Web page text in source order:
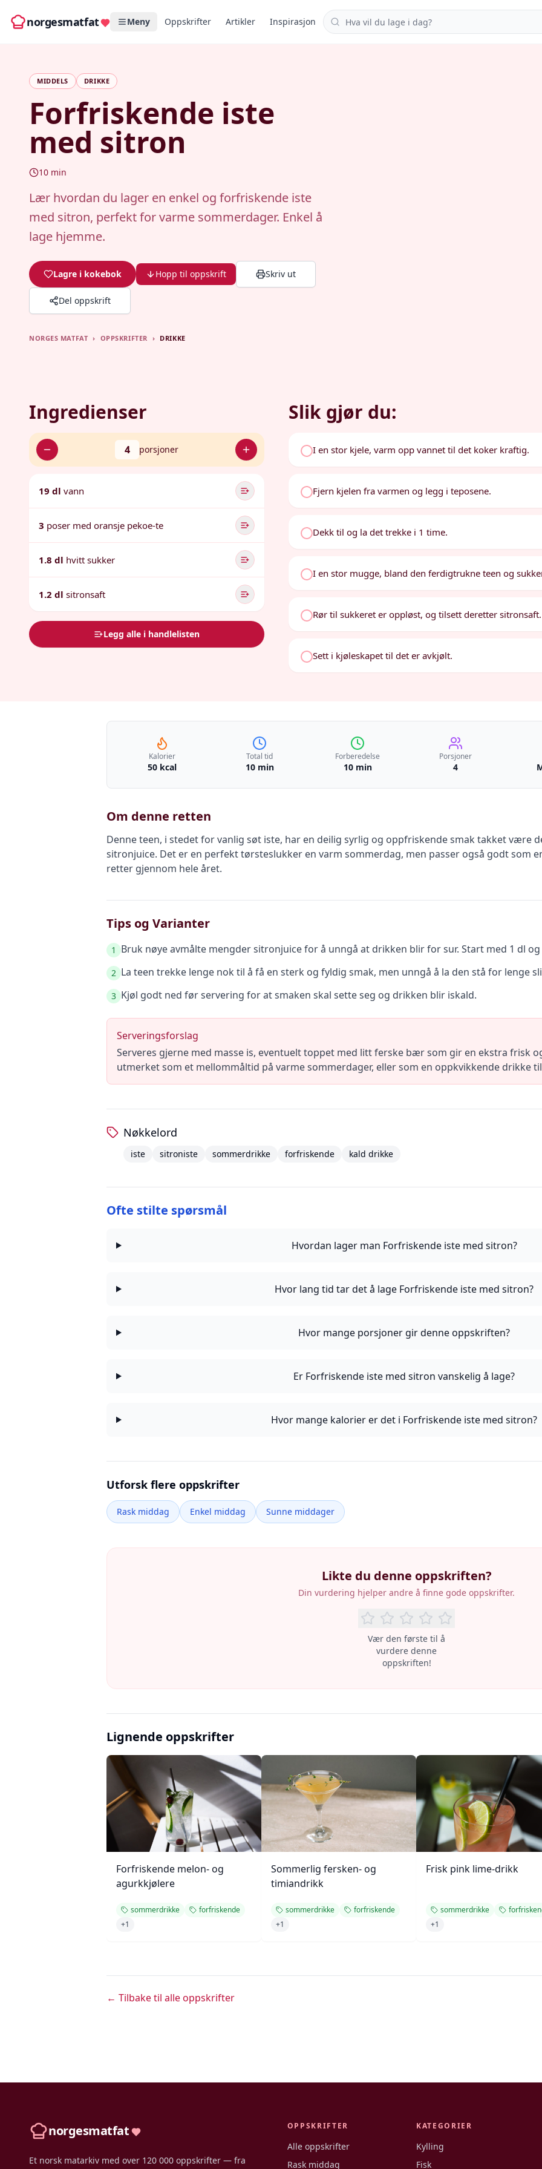
norgesmatfat Meny Oppskrifter Artikler Inspirasjon Søk i oppskrifter
MIDDELS DRIKKE
Forfriskende iste
med sitron
10 min
Lær hvordan du lager en enkel og forfriskende iste
med sitron, perfekt for varme sommerdager. Enkel å
lage hjemme.
Lagre i kokebok Hopp til oppskrift Skriv ut
Del oppskrift
NORGES MATFAT › OPPSKRIFTER › DRIKKE
Ingredienser
4 porsjoner
19 dl vann
3 poser med oransje pekoe-te
1.8 dl hvitt sukker
1.2 dl sitronsaft
Legg alle i handlelisten
Slik gjør du:
I en stor kjele, varm opp vannet til det koker kraftig.
Fjern kjelen fra varmen og legg i teposene.
Dekk til og la det trekke i 1 time.
I en stor mugge, bland den ferdigtrukne teen og
Rør til sukkeret er oppløst, og tilsett deretter sitronsaft.
Sett i kjøleskapet til det er avkjølt.
Kalorier
50 kcal
Total tid
10 min
Forberedelse
10 min
Porsjoner
4
Om denne retten
Denne teen, i stedet for vanlig søt iste, har en deilig syrlig og oppfriskende smak takket være
sitronjuice. Det er en perfekt tørsteslukker en varm sommerdag, men passer også godt som
retter gjennom hele året.
Tips og Varianter
1 Bruk nøye avmålte mengder sitronjuice for å unngå at drikken blir for sur. Start med 1 dl
2 La teen trekke lenge nok til å få en sterk og fyldig smak, men unngå å la den stå for lenge
3 Kjøl godt ned før servering for at smaken skal sette seg og drikken blir iskald.
Serveringsforslag
Serveres gjerne med masse is, eventuelt toppet med litt ferske bær som gir en ekstra frisk
utmerket som et mellommåltid på varme sommerdager, eller som en oppkvikkende drikke
Nøkkelord
iste sitroniste sommerdrikke forfriskende kald drikke
Ofte stilte spørsmål
Hvordan lager man Forfriskende iste med sitron?
Hvor lang tid tar det å lage Forfriskende iste med sitron?
Hvor mange porsjoner gir denne oppskriften?
Er Forfriskende iste med sitron vanskelig å lage?
Hvor mange kalorier er det i Forfriskende iste med sitron?
Utforsk flere oppskrifter
Rask middag Enkel middag Sunne middager
Likte du denne oppskriften?
Din vurdering hjelper andre å finne gode oppskrifter.
Vær den første til å
vurdere denne
oppskriften!
Lignende oppskrifter
Forfriskende melon- og
agurkkjølere
sommerdrikke
forfriskende
+1
Sommerlig fersken- og
timiandrikk
sommerdrikke
forfriskende
+1
Frisk pink lime-drikk
sommerdrikke
+1
← Tilbake til alle oppskrifter
norgesmatfat
Et norsk matarkiv med over 120 000 oppskrifter — fra
OPPSKRIFTER
Alle oppskrifter
Rask middag
KATEGORIER
Kylling
Fisk